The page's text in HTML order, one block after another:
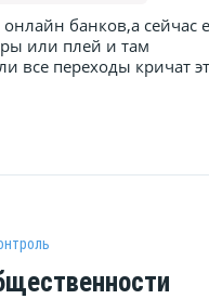
онлайн банков,а сейчас
или плей и там
все переходы кричат